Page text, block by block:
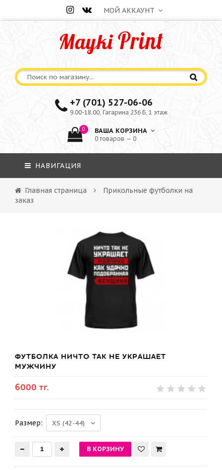
МОЙ АККАУНТ
+7 (701) 527-06-06
9.00-18.00, Гагарина 236 Б, 1 этаж
0 ВАША КОРЗИНА
0 товаров — 0
НАВИГАЦИЯ
Главная страница
Прикольные футболки на
заказ
ФУТБОЛКА НИЧТО ТАК НЕ УКРАШАЕТ
МУЖЧИНУ
6000 тг.
Размер: